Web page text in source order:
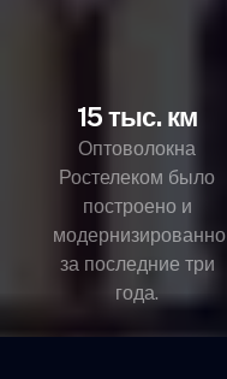
15 тыс. км
Оптоволокна
Ростелеком было
построено и
модернизированно
за последние три
года.